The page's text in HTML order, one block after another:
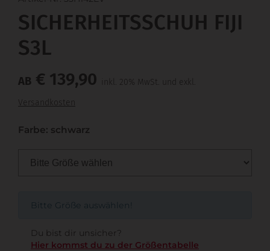
SICHERHEITSSCHUH FIJI
S3L
AB € 139,90
inkl. 20% MwSt. und exkl.
Versandkosten
Farbe: schwarz
Bitte Größe auswählen!
Du bist dir unsicher?
Hier kommst du zu der Größentabelle